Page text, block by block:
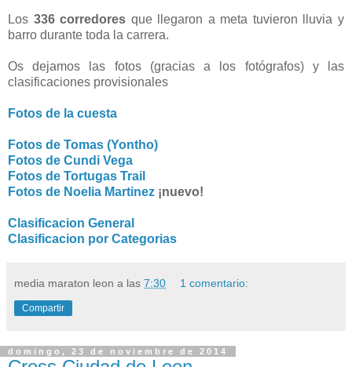
Los 336 corredores que llegaron a meta tuvieron lluvia y
barro durante toda la carrera.
Os dejamos las fotos (gracias a los fotógrafos) y las
clasificaciones provisionales
Fotos de la cuesta
Fotos de Tomas (Yontho)
Fotos de Cundi Vega
Fotos de Tortugas Trail
Fotos de Noelia Martinez ¡nuevo!
Clasificacion General
Clasificacion por Categorias
media maraton leon a las 7:30 1 comentario:
Compartir
domingo, 23 de noviembre de 2014